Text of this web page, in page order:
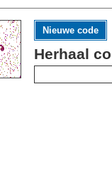
Nieuwe code
Herhaal